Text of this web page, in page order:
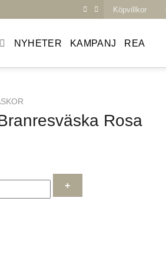
Köpvillkor
NYHETER KAMPANJ REA
Rosa